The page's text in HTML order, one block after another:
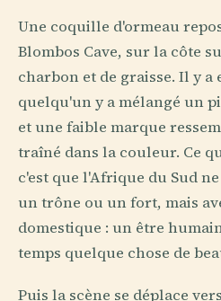
Une coquille d'ormeau
Blombos Cave, sur la côte
charbon et de graisse. Il y a
quelqu'un y a mélangé un
et une faible marque
traîné dans la couleur. Ce
c'est que l'Afrique du Sud
un trône ou un fort, mais
domestique : un être
temps quelque chose de
Puis la scène se déplace